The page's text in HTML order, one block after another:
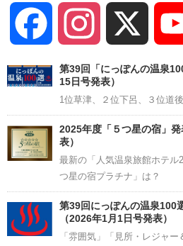
Facebook Instagram
第39回「にっぽんの温泉
15日号発表）
1位草津、２位下呂、３位道後
2025年度「５つ星の宿」
表）
最新の「人気温泉旅館ホテル
つ星の宿プラチナ」は？
第39回にっぽんの温泉100
（2026年1月1日号発表）
「雰囲気」「見所・レジャ